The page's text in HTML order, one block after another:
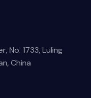
No. 1733, Luling
China